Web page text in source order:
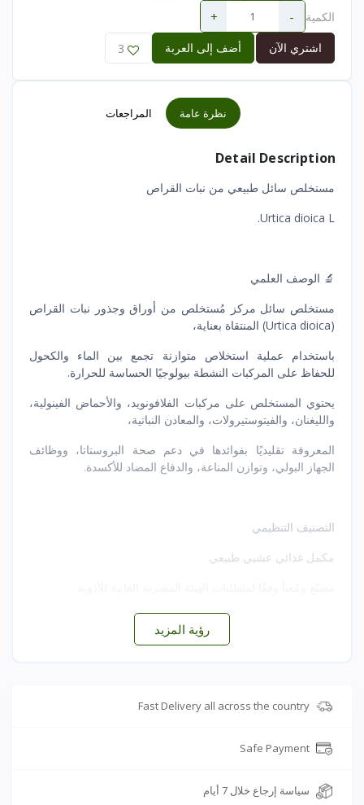
الكمية -
+
اشتري الآن أضف إلى العربة 3
نظرة عامة المراجعات
Detail Description
مستخلص سائل طبيعي من نبات القراص
Urtica dioica L.
🔬 الوصف العلمي
مستخلص سائل مركز مُستخلص من أوراق وجذور نبات القراص
(Urtica dioica) المنتقاة بعناية،
باستخدام عملية استخلاص متوازنة تجمع بين الماء والكحول
للحفاظ على المركبات النشطة بيولوجيًا الحساسة للحرارة.
يحتوي المستخلص على مركبات الفلافونويد، والأحماض الفينولية،
والليغنان، والفيتوستيرولات، والمعادن النباتية،
المعروفة تقليديًا بفوائدها في دعم صحة البروستاتا، ووظائف
الجهاز البولي، وتوازن المناعة، والدفاع المضاد للأكسدة.
التصنيف التنظيمي
مكمل غذائي عشبي طبيعي
الفلافونويدات الكلية: 10-25 ملغ
اللجنانات النباتية: كميات داعمة
رؤية المزيد
Fast Delivery all across the country
Safe Payment
سياسة إرجاع خلال 7 أيام